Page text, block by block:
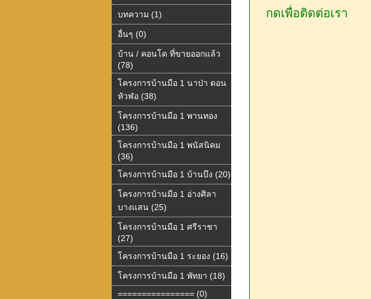
บทความ (1)
อื่นๆ (0)
บ้าน / คอนโด ที่ขายออกแล้ว
(78)
โครงการบ้านมือ 1 นาป่า ดอน
หัวฬอ (38)
โครงการบ้านมือ 1 พานทอง
(136)
โครงการบ้านมือ 1 พนัสนิคม
(36)
โครงการบ้านมือ 1 บ้านบึง (20)
โครงการบ้านมือ 1 อ่างศิลา
บางแสน (25)
โครงการบ้านมือ 1 ศรีราชา
(27)
โครงการบ้านมือ 1 ระยอง (16)
โครงการบ้านมือ 1 พัทยา (18)
================ (0)
กดเพื่อติดต่อเรา